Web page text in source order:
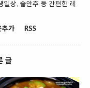
상, 술안주 등 간편한 레
추가 RSS
글